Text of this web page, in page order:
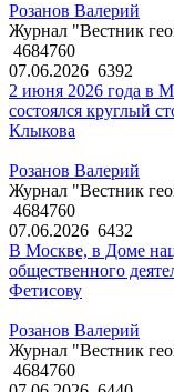
Розанов Валерий
Журнал "Вестник
4684760
07.06.2026 6392
2 июня 2026 года в
состоялся круглый
Клыкова
Розанов Валерий
Журнал "Вестник
4684760
07.06.2026 6432
В Москве, в Доме
общественного
Фетисову
Розанов Валерий
Журнал "Вестник
4684760